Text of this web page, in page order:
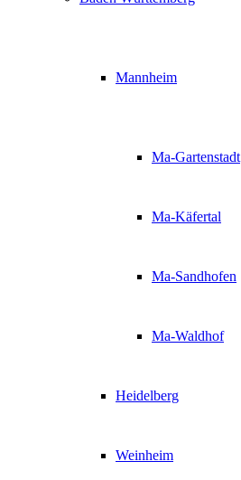
Mannheim
Ma-Gartenstadt
Ma-Käfertal
Ma-Sandhofen
Ma-Waldhof
Heidelberg
Weinheim